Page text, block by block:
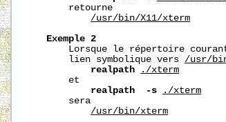
       retourne
/usr/bin/X11/xterm
Exemple 2
Lorsque le répertoire
       lien symbolique vers
/usr/
realpath
./xterm
       et
realpath
-s
./xterm
       sera
/usr/bin/xterm